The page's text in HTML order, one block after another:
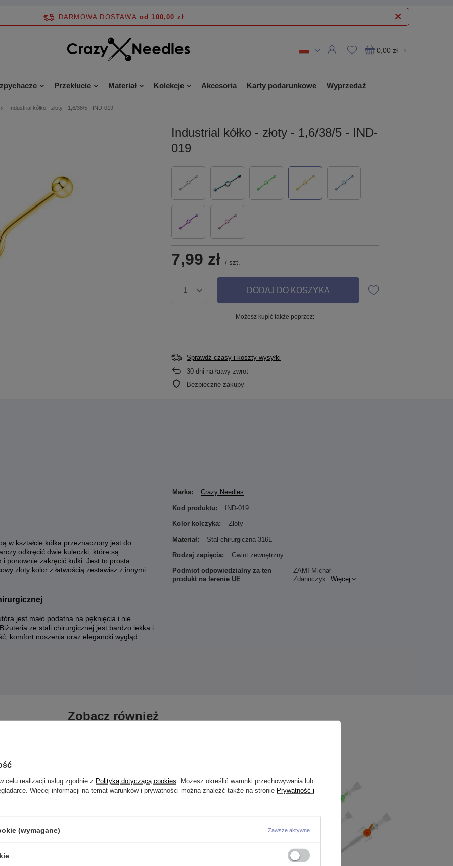
DARMOWA DOSTAWA od 100,00 zł
0,00 zł
Przekłucie Materiał Kolekcje Akcesoria Karty podarunkowe Wyprzedaż
Industrial kółko - złoty - 1,6/38/5 - IND-019
Industrial kółko - złoty - 1,6/38/5 - IND-
019
7,99 zł / szt.
1 DODAJ DO KOSZYKA
Możesz kupić także poprzez:
Sprawdź czasy i koszty wysyłki
30 dni na łatwy zwrot
Bezpieczne zakupy
w kształcie kółka przeznaczony jest do
odkręcić dwie kuleczki, które są
ponownie zakręcić kulki. Jest to prosta
złoty kolor z łatwością zestawisz z innymi
jest mało podatna na pęknięcia i nie
ze stali chirurgicznej jest bardzo lekka i
komfort noszenia oraz elegancki wygląd
Marka: Crazy Needles
Kod produktu: IND-019
Kolor kolczyka: Złoty
Materiał: Stal chirurgiczna 316L
Rodzaj zapięcia: Gwint zewnętrzny
Podmiot odpowiedzialny za ten
produkt na terenie UE
ZAMI Michał
Zdanuczyk
Więcej
Zobacz również
celu realizacji usług zgodnie z Polityką dotyczącą cookies . Możesz określić warunki przechowywania lub
Więcej informacji na temat warunków i prywatności można znaleźć także na stronie Prywatność i
(wymagane) Zawsze aktywne